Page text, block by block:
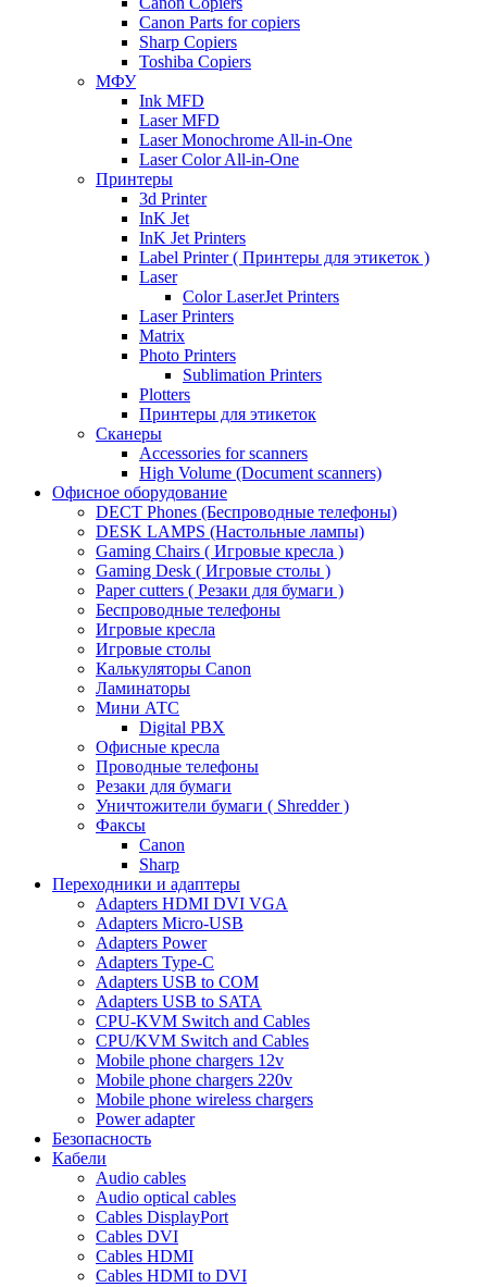
Canon Parts for copiers
Sharp Copiers
Toshiba Copiers
МФУ
Ink MFD
Laser MFD
Laser Monochrome All-in-One
Laser Color All-in-One
Принтеры
3d Printer
InK Jet
InK Jet Printers
Label Printer ( Принтеры для этикеток )
Laser
Color LaserJet Printers
Laser Printers
Matrix
Photo Printers
Sublimation Printers
Plotters
Принтеры для этикеток
Сканеры
Accessories for scanners
High Volume (Document scanners)
Офисное оборудование
DECT Phones (Беспроводные телефоны)
DESK LAMPS (Настольные лампы)
Gaming Chairs ( Игровые кресла )
Gaming Desk ( Игровые столы )
Paper cutters ( Резаки для бумаги )
Беспроводные телефоны
Игровые кресла
Игровые столы
Калькуляторы Canon
Ламинаторы
Мини АТС
Digital PBX
Офисные кресла
Проводные телефоны
Резаки для бумаги
Уничтожители бумаги ( Shredder )
Факсы
Canon
Sharp
Переходники и адаптеры
Adapters HDMI DVI VGA
Adapters Micro-USB
Adapters Power
Adapters Type-C
Adapters USB to COM
Adapters USB to SATA
CPU-KVM Switch and Cables
CPU/KVM Switch and Cables
Mobile phone chargers 12v
Mobile phone chargers 220v
Mobile phone wireless chargers
Power adapter
Безопасность
Кабели
Audio cables
Audio optical cables
Cables DisplayPort
Cables DVI
Cables HDMI
Cables HDMI to DVI